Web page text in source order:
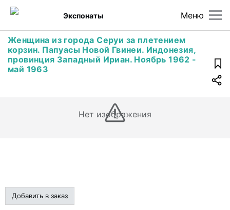
Меню
Экспонаты
Женщина из города Серуи за плетением
корзин. Папуасы Новой Гвинеи. Индонезия,
провинция Западный Ириан. Ноябрь 1962 -
май 1963
Нет изображения
Добавить в заказ